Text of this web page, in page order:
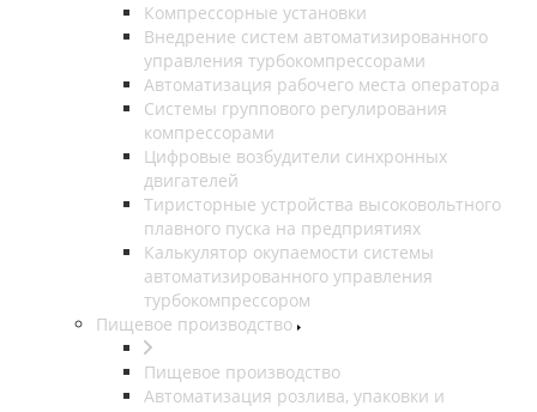
Компрессорные установки
Внедрение систем автоматизированного
управления турбокомпрессорами
Автоматизация рабочего места оператора
Системы группового регулирования
компрессорами
Цифровые возбудители синхронных
двигателей
Тиристорные устройства высоковольтного
плавного пуска на предприятиях
Калькулятор окупаемости системы
автоматизированного управления
турбокомпрессором
Пищевое производство
Пищевое производство
Автоматизация розлива, упаковки и